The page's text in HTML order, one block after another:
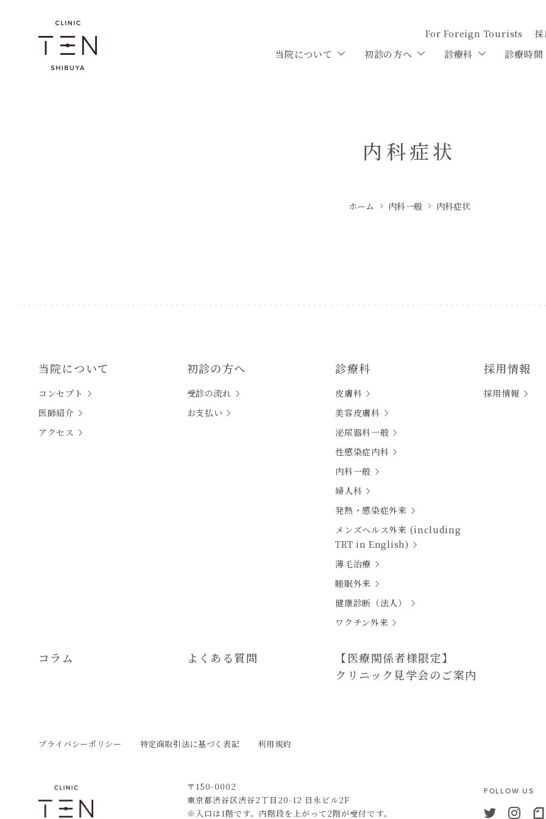
For Foreign Tourists
当院について 初診の方へ 診療科 診療時間
内科症状
ホーム 内科一般 内科症状
当院について
コンセプト
医師紹介
アクセス
初診の方へ
受診の流れ
お支払い
診療科
皮膚科
美容皮膚科
泌尿器科一般
性感染症内科
内科一般
婦人科
発熱・感染症外来
メンズヘルス外来 (including
TRT in English)
薄毛治療
睡眠外来
健康診断（法人）
ワクチン外来
採用情報
採用情報
コラム よくある質問
【医療関係者様限定】
クリニック見学会のご案内
プライバシーポリシー 特定商取引法に基づく表記 利用規約
〒150-0002
東京都渋谷区渋谷2丁目20-12 日永ビル2F
※入口は1階です。内階段を上がって2階が受付です。
FOLLOW US